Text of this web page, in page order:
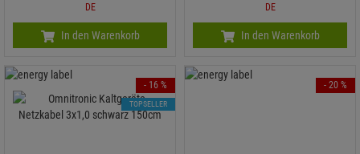
DE
In den Warenkorb
DE
In den Warenkorb
- 16 %
TOPSELLER
- 20 %